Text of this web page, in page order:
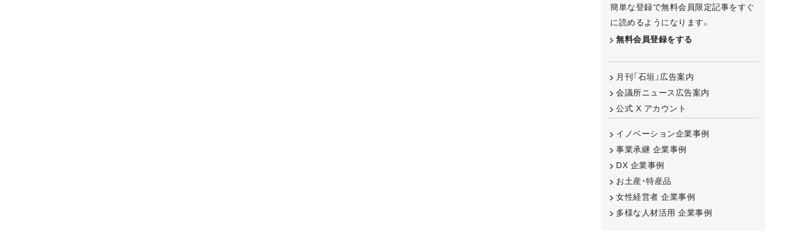
簡単な登録で無料会員限定記事をすぐ
に読めるようになります。
無料会員登録をする
月刊「石垣」広告案内
会議所ニュース広告案内
公式 X アカウント
イノベーション企業事例
事業承継 企業事例
DX 企業事例
お土産・特産品
女性経営者 企業事例
多様な人材活用 企業事例